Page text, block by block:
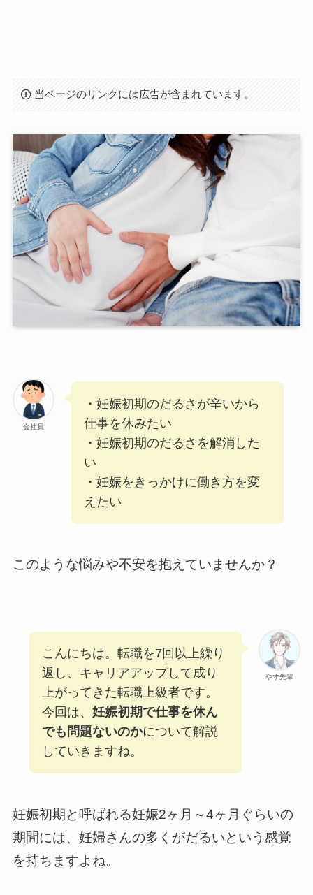
当ページのリンクには広告が含まれています。
会社員
・妊娠初期のだるさが辛いから
仕事を休みたい
・妊娠初期のだるさを解消した
い
・妊娠をきっかけに働き方を変
えたい
このような悩みや不安を抱えていませんか？
やす先輩
こんにちは。転職を7回以上繰り
返し、キャリアアップして成り
上がってきた転職上級者です。
今回は、 妊娠初期で仕事を休ん
でも問題ないのかについて解説
していきますね。
妊娠初期と呼ばれる妊娠2ヶ月～4ヶ月ぐらいの
期間には、妊婦さんの多くがだるいという感覚
を持ちますよね。